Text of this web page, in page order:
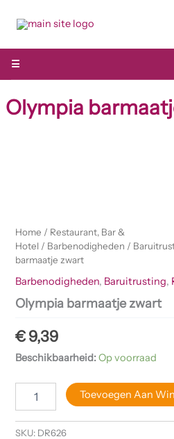
naar
inhoud
☰
Olympia
Home / Restaurant, Bar &
Hotel / Barbenodigheden /
barmaatje zwart
Barbenodigheden, Baruitrusting,
Olympia barmaatje zwart
€9,39
Beschikbaarheid:Op voorraad
Toevoegen Aan
SKU: DR626